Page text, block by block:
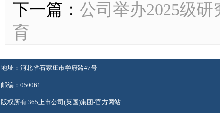
下一篇： 公司举办2025级
育
地址：河北省石家庄市学府路47号
邮编：050061
版权所有 365上市公司(英国)集团-官方网站